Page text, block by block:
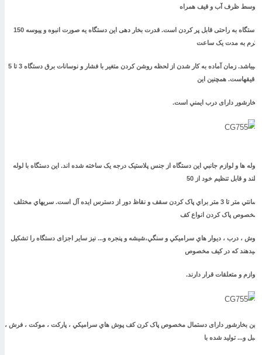
ظرف آب و قیف همراه
دستگاه به راحتی قابل پر کردن است. قدرت بخار دهی این دستگاه یه صورت انبوه و پیوسه 150
به مدت یک ساعت
میباشد. زمان آماده به کار شدن از لحظه روشن کردن متغير با فشار و نوسانات برق دستگاه 3 تا 5
همچنین این
دارای درب ايمني است.
ها و لوازم جانبي این دستگاه از جنس پلاستيک درجه يک ساخته شده اند. این دستگاه با لوله
و قابل تنظيم خود از 50
سانتي متر تا 3 متر براي پاک کردن سقف و نقاظ دور از دسترس ایده آل است. سريهاي مختلف
پاک کردن انواع کف
، درب ، ديوار هاي سراميکي و سنگي،شيشه و پنجره و... نیز سایر اجزای دستگاه را تشکیل
که در کيف مخصوص
و متعلقات قرار دارند.
بخارشور دارای دستمال مخصوص پاک کرن کف پوش هاي سراميکي ، پارکت ، موکت ، فرش ،
و... توليد شده با